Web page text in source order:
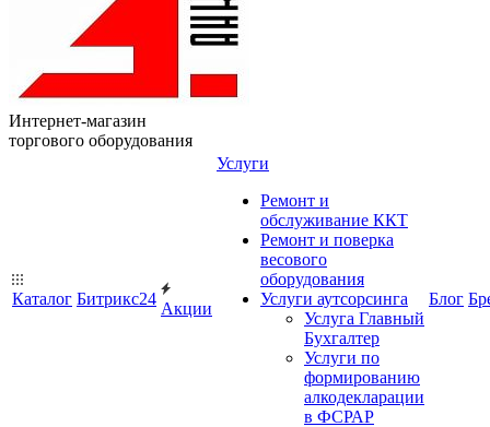
Интернет-магазин
торгового оборудования
Каталог Битрикс24
Акции
Услуги
Ремонт и
обслуживание ККТ
Ремонт и поверка
весового
оборудования
Услуги аутсорсинга
Услуга Главный
Бухгалтер
Услуги по
формированию
алкодекларации
в ФСРАР
Блог